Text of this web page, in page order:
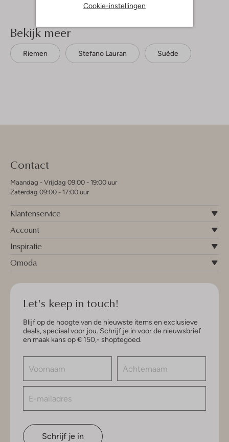
Cookie-instellingen
Bekijk meer
Riemen Stefano Lauran Suède
Contact
Maandag - Vrijdag 09:00 - 19:00 uur
Zaterdag 09:00 - 17:00 uur
Klantenservice
Account
Inspiratie
Omoda
Let's keep in touch!
Blijf op de hoogte van de nieuwste items en exclusieve
deals, speciaal voor jou. Schrijf je in voor de nieuwsbrief
en maak kans op € 150,- shoptegoed.
Schrijf je in